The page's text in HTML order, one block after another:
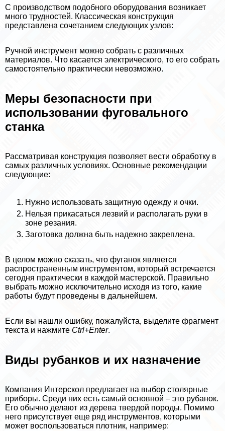
С производством подобного оборудования возникает
много трудностей. Классическая конструкция
представлена сочетанием следующих узлов:
Ручной инструмент можно собрать с различных
материалов. Что касается электрического, то его собрать
самостоятельно пpaктически невозможно.
Меры безопасности при
использовании фуговального
станка
Рассматривая конструкция позволяет вести обработку в
самых различных условиях. Основные рекомендации
следующие:
Нужно использовать защитную одежду и очки.
Нельзя прикасаться лезвий и располагать руки в
зоне резания.
Заготовка должна быть надежно закреплена.
В целом можно сказать, что фуганок является
распространенным инструментом, который встречается
сегодня пpaктически в каждой мастерской. Правильно
выбрать можно исключительно исходя из того, какие
работы будут проведены в дальнейшем.
Если вы нашли ошибку, пожалуйста, выделите фрагмент
текста и нажмите Ctrl+Enter.
Виды рубанков и их назначение
Компания Интерскол предлагает на выбор столярные
приборы. Среди них есть самый основной – это рубанок.
Его обычно делают из дерева твердой породы. Помимо
него присутствует еще ряд инструментов, которыми
может воспользоваться плотник, например: